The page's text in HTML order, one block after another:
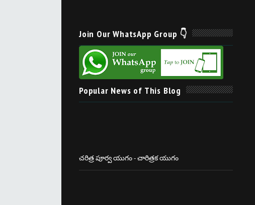
Join Our WhatsApp Group 👇
Popular News of This Blog
చరిత్ర పూర్వ యుగం - చారిత్రక యుగం